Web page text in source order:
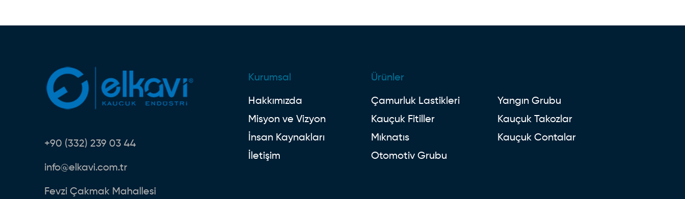
+90 (332) 239 03 44
info@elkavi.com.tr
Fevzi Çakmak Mahallesi
Kurumsal
Hakkımızda
Misyon ve Vizyon
İnsan Kaynakları
İletişim
Ürünler
Çamurluk Lastikleri
Kauçuk Fitiller
Mıknatıs
Otomotiv Grubu
Yangın Grubu
Kauçuk Takozlar
Kauçuk Contalar